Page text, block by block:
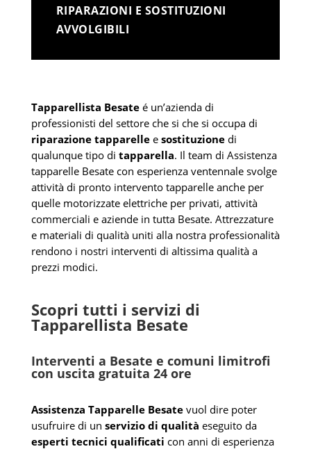
RIPARAZIONI E SOSTITUZIONI
AVVOLGIBILI
Tapparellista Besateé un’azienda di
professionisti del settore che si che si occupa di
riparazione tapparellee sostituzionedi
qualunque tipo di tapparella. Il team di Assistenza
tapparelle Besate con esperienza ventennale svolge
attività di pronto intervento tapparelle anche per
quelle motorizzate elettriche per privati, attività
commerciali e aziende in tutta Besate. Attrezzature
e materiali di qualità uniti alla nostra professionalità
rendono i nostri interventi di altissima qualità a
prezzi modici.
Scopri tutti i servizi di
Tapparellista Besate
Interventi a Besate e comuni limitrofi
con uscita gratuita 24 ore
Assistenza Tapparelle Besatevuol dire poter
usufruire di un servizio di qualità eseguito da
esperti tecnici qualificati con anni di esperienza